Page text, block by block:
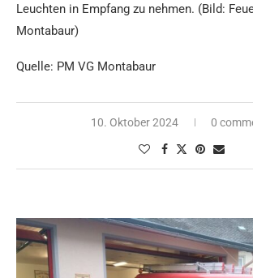
Leuchten in Empfang zu nehmen. (Bild:
Montabaur)
Quelle: PM VG Montabaur
10. Oktober 2024 0